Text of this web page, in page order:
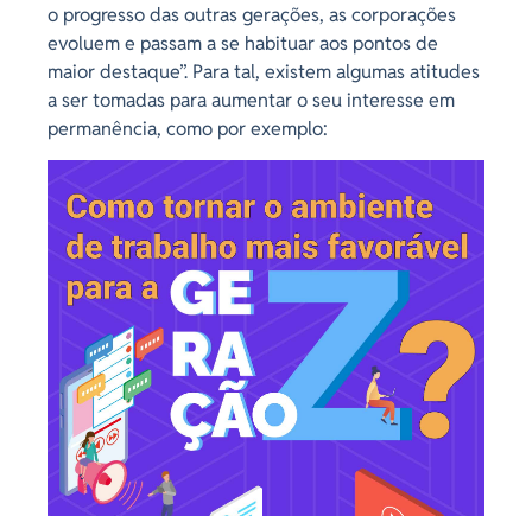
o progresso das outras gerações, as corporações
evoluem e passam a se habituar aos pontos de
maior destaque”. Para tal, existem algumas atitudes
a ser tomadas para aumentar o seu interesse em
permanência, como por exemplo: